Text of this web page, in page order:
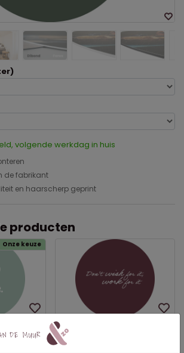
de fabrikant
en haarscherp geprint
volgende werkdag in huis
producten
Onze keuze
do
It
Don't wish for it, work for
it - Muurcirkel